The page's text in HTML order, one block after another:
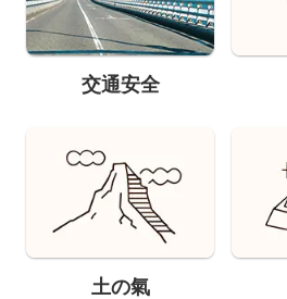
交通安全
土の氣